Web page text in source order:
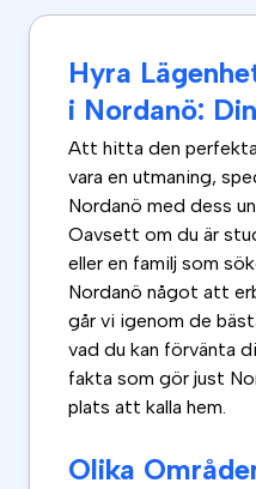
Hyra
i Nordanö:
Att hitta den
vara en utmaning,
Nordanö med dess
Oavsett om du är
eller en familj som
Nordanö något att
går vi igenom de
vad du kan förvänta
fakta som gör just
plats att kalla hem.
Olika